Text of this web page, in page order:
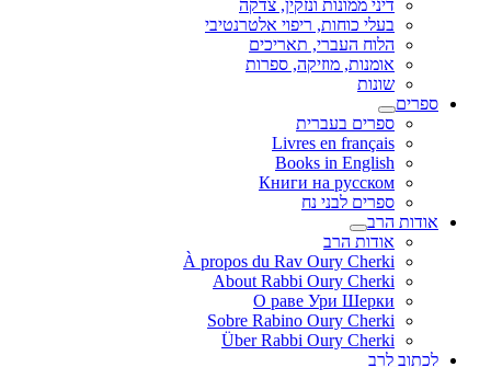
דיני ממונות ונזקין, צדקה
בעלי כוחות, ריפוי אלטרנטיבי
הלוח העברי, תאריכים
אומנות, מוזיקה, ספרות
שונות
ספרים
ספרים בעברית
Livres en français
Books in English
Книги на русском
ספרים לבני נח
אודות הרב
אודות הרב
À propos du Rav Oury Cherki
About Rabbi Oury Cherki
О раве Ури Шерки
Sobre Rabino Oury Cherki
Über Rabbi Oury Cherki
לכתוב לרב